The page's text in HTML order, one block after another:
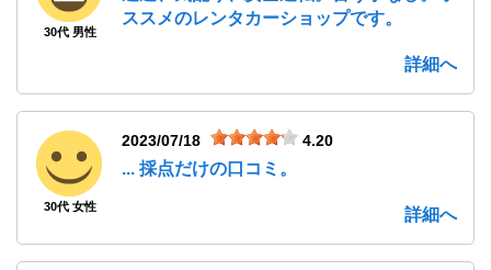
30代 男性
ススメのレンタカーショップです。
詳細へ
30代 女性
2023/07/18 4.20
... 採点だけの口コミ。
詳細へ